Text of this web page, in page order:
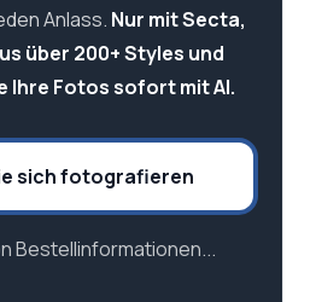
Anlass. Nur mit Secta,
über 200+ Styles und
Ihre Fotos sofort mit AI.
sich fotografieren
Bestellinformationen...